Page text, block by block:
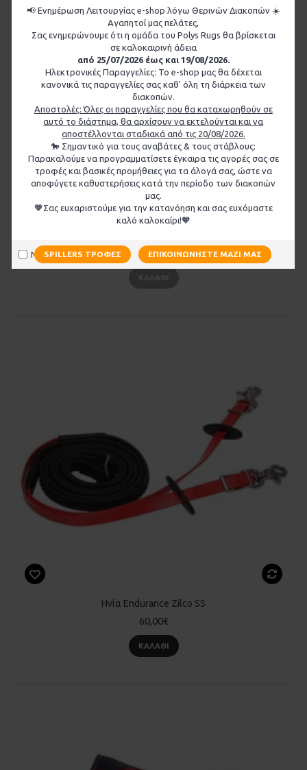
📢 Ενημέρωση Λειτουργίας e-shop λόγω Θερινών Διακοπών ☀️
Αγαπητοί μας πελάτες,
Σας ενημερώνουμε ότι η ομάδα του Polys Rugs θα βρίσκεται
σε καλοκαιρινή άδεια
από 25/07/2026 έως και 19/08/2026.
Ηλεκτρονικές Παραγγελίες: Το e-shop μας θα δέχεται
κανονικά τις παραγγελίες σας καθ' όλη τη διάρκεια των
διακοπών.
Αποστολές: Όλες οι παραγγελίες που θα καταχωρηθούν σε
αυτό το διάστημα, θα αρχίσουν να εκτελούνται και να
αποστέλλονται σταδιακά από τις 20/08/2026.
🐎 Σημαντικό για τους αναβάτες & τους στάβλους:
Παρακαλούμε να προγραμματίσετε έγκαιρα τις αγορές σας σε
τροφές και βασικές προμήθειες για τα άλογά σας, ώστε να
αποφύγετε καθυστερήσεις κατά την περίοδο των διακοπών
μας.
🧡Σας ευχαριστούμε για την κατανόηση και σας ευχόμαστε
καλό καλοκαίρι!🧡
Να μην εμφανιστεί ξανά
SPILLERS ΤΡΟΦΈΣ ΕΠΙΚΟΙΝΩΝΉΣΤΕ ΜΑΖΊ ΜΑΣ
110,00€
Ηνία Endurance Zilco SS
60,00€
ΚΑΛΆΘΙ